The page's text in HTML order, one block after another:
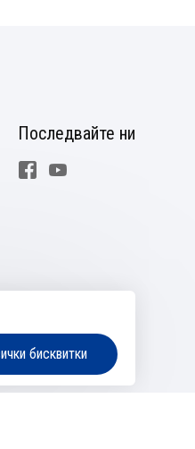
Последвайте ни
Facebook
Карта на сайта
бисквитки